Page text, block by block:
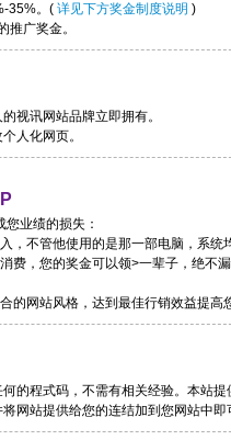
35%。( 详见下方奖金制度说明 )
广奖金。
视讯网站品牌立即拥有。
人化网页。
业绩的损失：
，不管他使用的是那一部电脑，系统
费，您的奖金可以领>一辈子，绝不
的网站风格，达到最佳行销效益提高
的程式码，不需有相关经验。本站
网站提供给您的连结加到您网站中即